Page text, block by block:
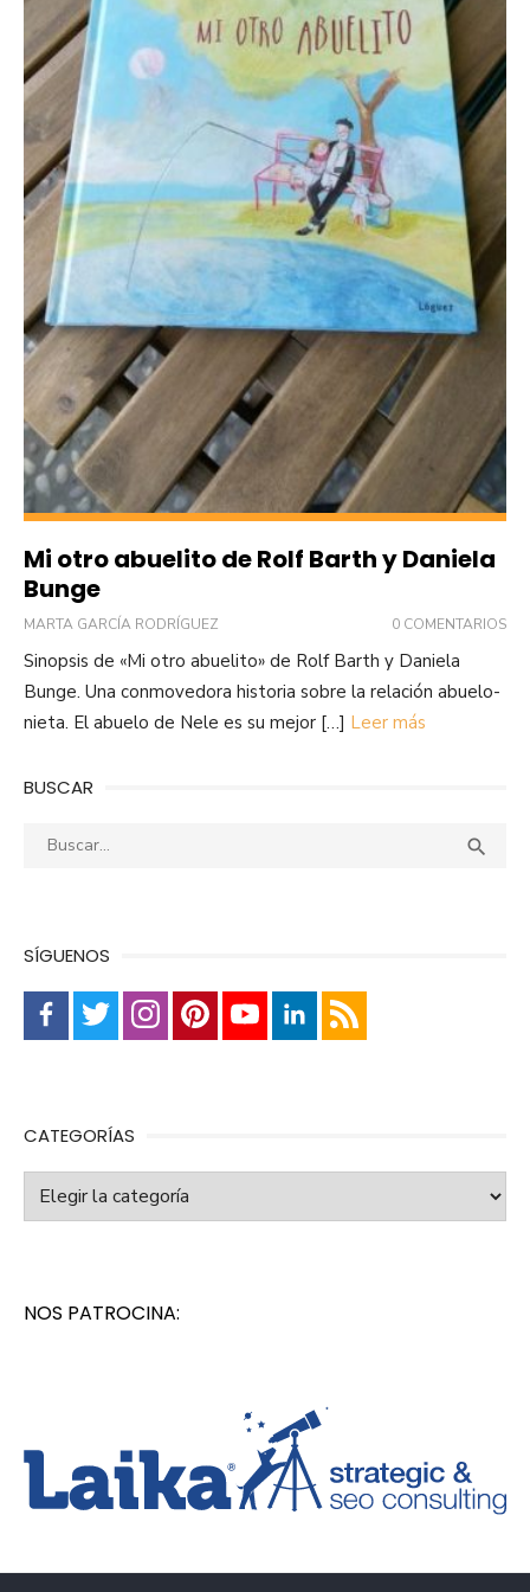
Mi otro abuelito de Rolf Barth y Daniela
Bunge
MARTA GARCÍA RODRÍGUEZ 0 COMENTARIOS
Sinopsis de «Mi otro abuelito» de Rolf Barth y Daniela
Bunge. Una conmovedora historia sobre la relación abuelo-
nieta. El abuelo de Nele es su mejor […] Leer más
BUSCAR
Buscar: 
SÍGUENOS
CATEGORÍAS
Categorías
NOS PATROCINA: